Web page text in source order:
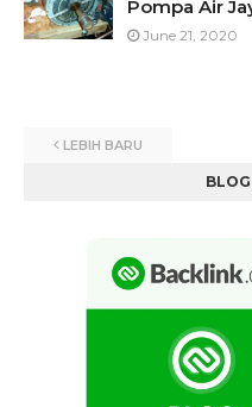
Pompa Air
June 21, 2020
LEBIH BARU